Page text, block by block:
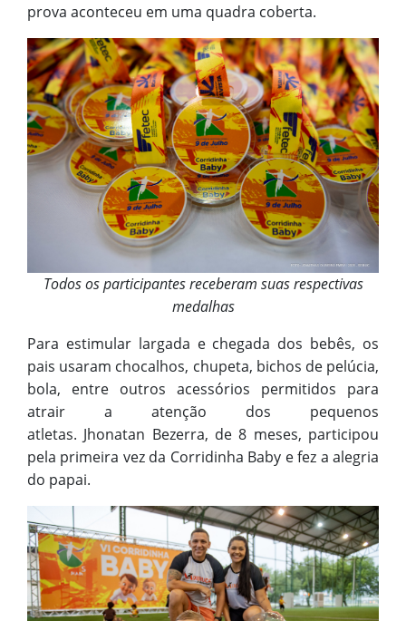
prova aconteceu em uma quadra coberta.
Todos os participantes receberam suas respectivas
medalhas
Para estimular largada e chegada dos bebês, os
pais usaram chocalhos, chupeta, bichos de pelúcia,
bola, entre outros acessórios permitidos para
atrair a atenção dos pequenos
atletas. Jhonatan Bezerra, de 8 meses, participou
pela primeira vez da Corridinha Baby e fez a alegria
do papai.